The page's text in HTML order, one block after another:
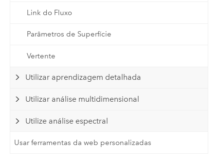
Link do Fluxo
Parâmetros de Superfície
Vertente
Utilizar aprendizagem detalhada
Utilizar análise multidimensional
Utilize análise espectral
Usar ferramentas da web personalizadas